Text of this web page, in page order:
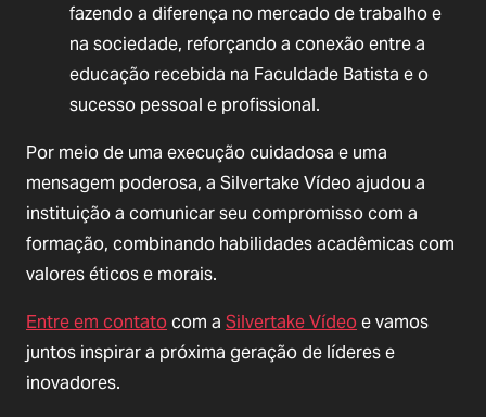
fazendo a diferença no mercado de trabalho e
na sociedade, reforçando a conexão entre a
educação recebida na Faculdade Batista e o
sucesso pessoal e profissional.
Por meio de uma execução cuidadosa e uma
mensagem poderosa, a Silvertake Vídeo ajudou a
instituição a comunicar seu compromisso com a
formação, combinando habilidades acadêmicas com
valores éticos e morais.
Entre em contatocom a Silvertake Vídeoe vamos
juntos inspirar a próxima geração de líderes e
inovadores.